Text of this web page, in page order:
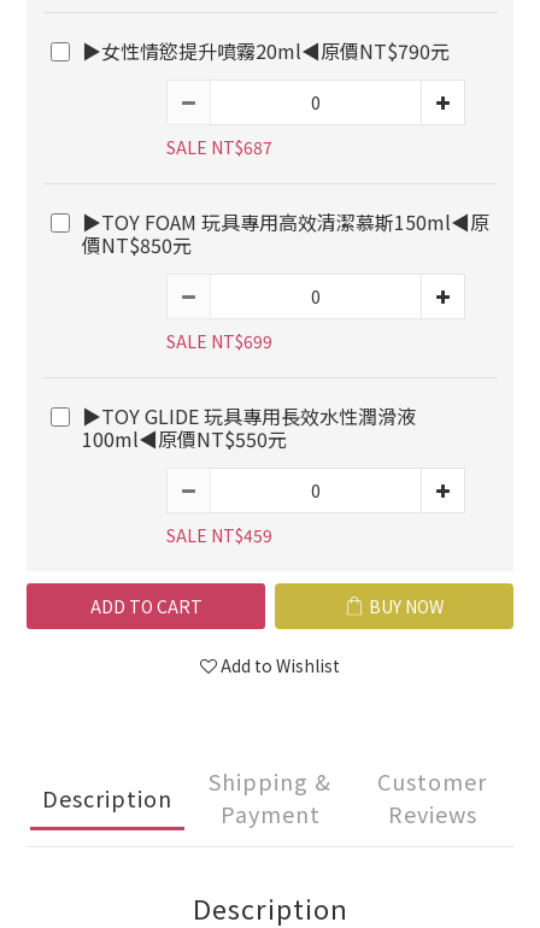
▶女性情慾提升噴霧20ml◀原價NT$790元
SALE NT$687
▶TOY FOAM 玩具專用高效清潔慕斯150ml◀原
價NT$850元
SALE NT$699
▶TOY GLIDE 玩具專用長效水性潤滑液
100ml◀原價NT$550元
SALE NT$459
ADD TO CART BUY NOW
Add to Wishlist
Description
Shipping &
Payment
Customer
Reviews
Description